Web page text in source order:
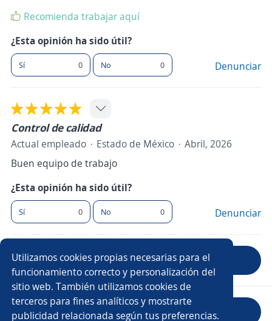
Utilizamos cookies propias necesarias para el
funcionamiento correcto y personalización del
sitio web. También utilizamos cookies de
terceros para fines analíticos y mostrarte
publicidad relacionada según tus preferencias.
Recomienda trabajar aquí
¿Esta opinión ha sido útil?
Sí 0 No 0 Denunciar
Control de calidad
Actual empleado Estado de México
Abril, 2026
Buen equipo de trabajo
¿Esta opinión ha sido útil?
Sí 0 No 0 Denunciar
Anterior Siguiente
Evaluar empresa